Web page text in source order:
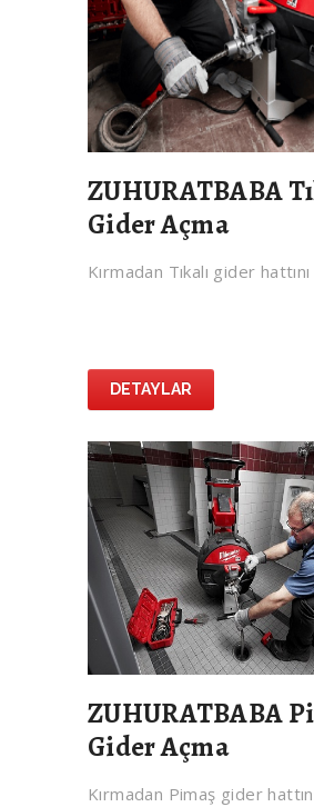
ZUHURATBABA
Gider Açma
Kırmadan Tıkalı gider
DETAYLAR
ZUHURATBABA
Gider Açma
Kırmadan Pimaş gider